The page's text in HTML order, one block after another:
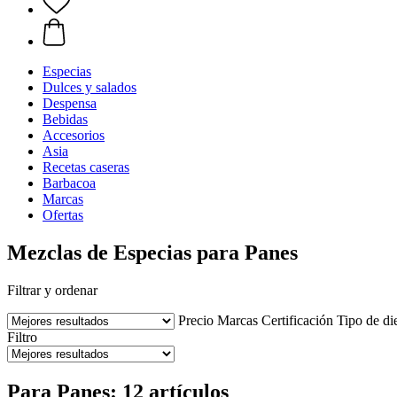
Especias
Dulces y salados
Despensa
Bebidas
Accesorios
Asia
Recetas caseras
Barbacoa
Marcas
Ofertas
Mezclas de Especias para Panes
Filtrar y ordenar
Precio Marcas Certificación Tipo de
Filtro
Para Panes: 12 artículos